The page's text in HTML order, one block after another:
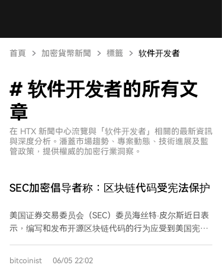
首頁 加密貨幣新聞 標籤 软件开发者
# 软件开发者的所有文
章
在 HTX 新聞中心流覽與「软件开发者」相關的最新資訊
與深度分析。潘蓋市場趨勢、專案動態、技術進展及監
管政策，提供權威的加密行業洞察。
SEC加密倡导者称：区块链代码受宪法保护
美国证券交易委员会（SEC）委员海丝特·皮尔斯近日表
示，编写和发布开源区块链代码的行为应受到美国宪法
bitcoinist 06/05 22:02